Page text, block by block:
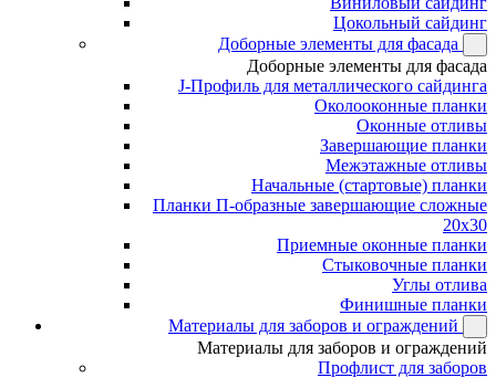
Цокольный сайдинг
Доборные элементы для фасада
Доборные элементы для фасада
J-Профиль для металлического сайдинга
Околооконные планки
Оконные отливы
Завершающие планки
Межэтажные отливы
Начальные (стартовые) планки
Планки П-образные завершающие сложные
20x30
Приемные оконные планки
Стыковочные планки
Углы отлива
Финишные планки
Материалы для заборов и ограждений
Материалы для заборов и ограждений
Профлист для заборов